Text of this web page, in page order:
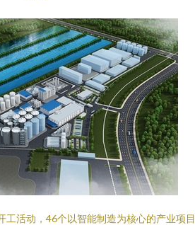
工活动，46个以智能制造为核心的产业项